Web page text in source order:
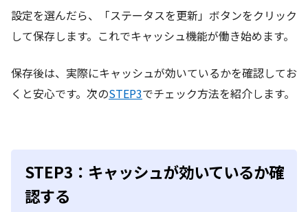
設定を選んだら、「ステータスを更新」ボタンをクリック
して保存します。これでキャッシュ機能が働き始めます。
保存後は、実際にキャッシュが効いているかを確認してお
くと安心です。次のSTEP3でチェック方法を紹介します。
STEP3：キャッシュが効いているか確
認する